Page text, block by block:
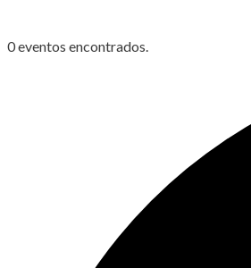
0 eventos encontrados.